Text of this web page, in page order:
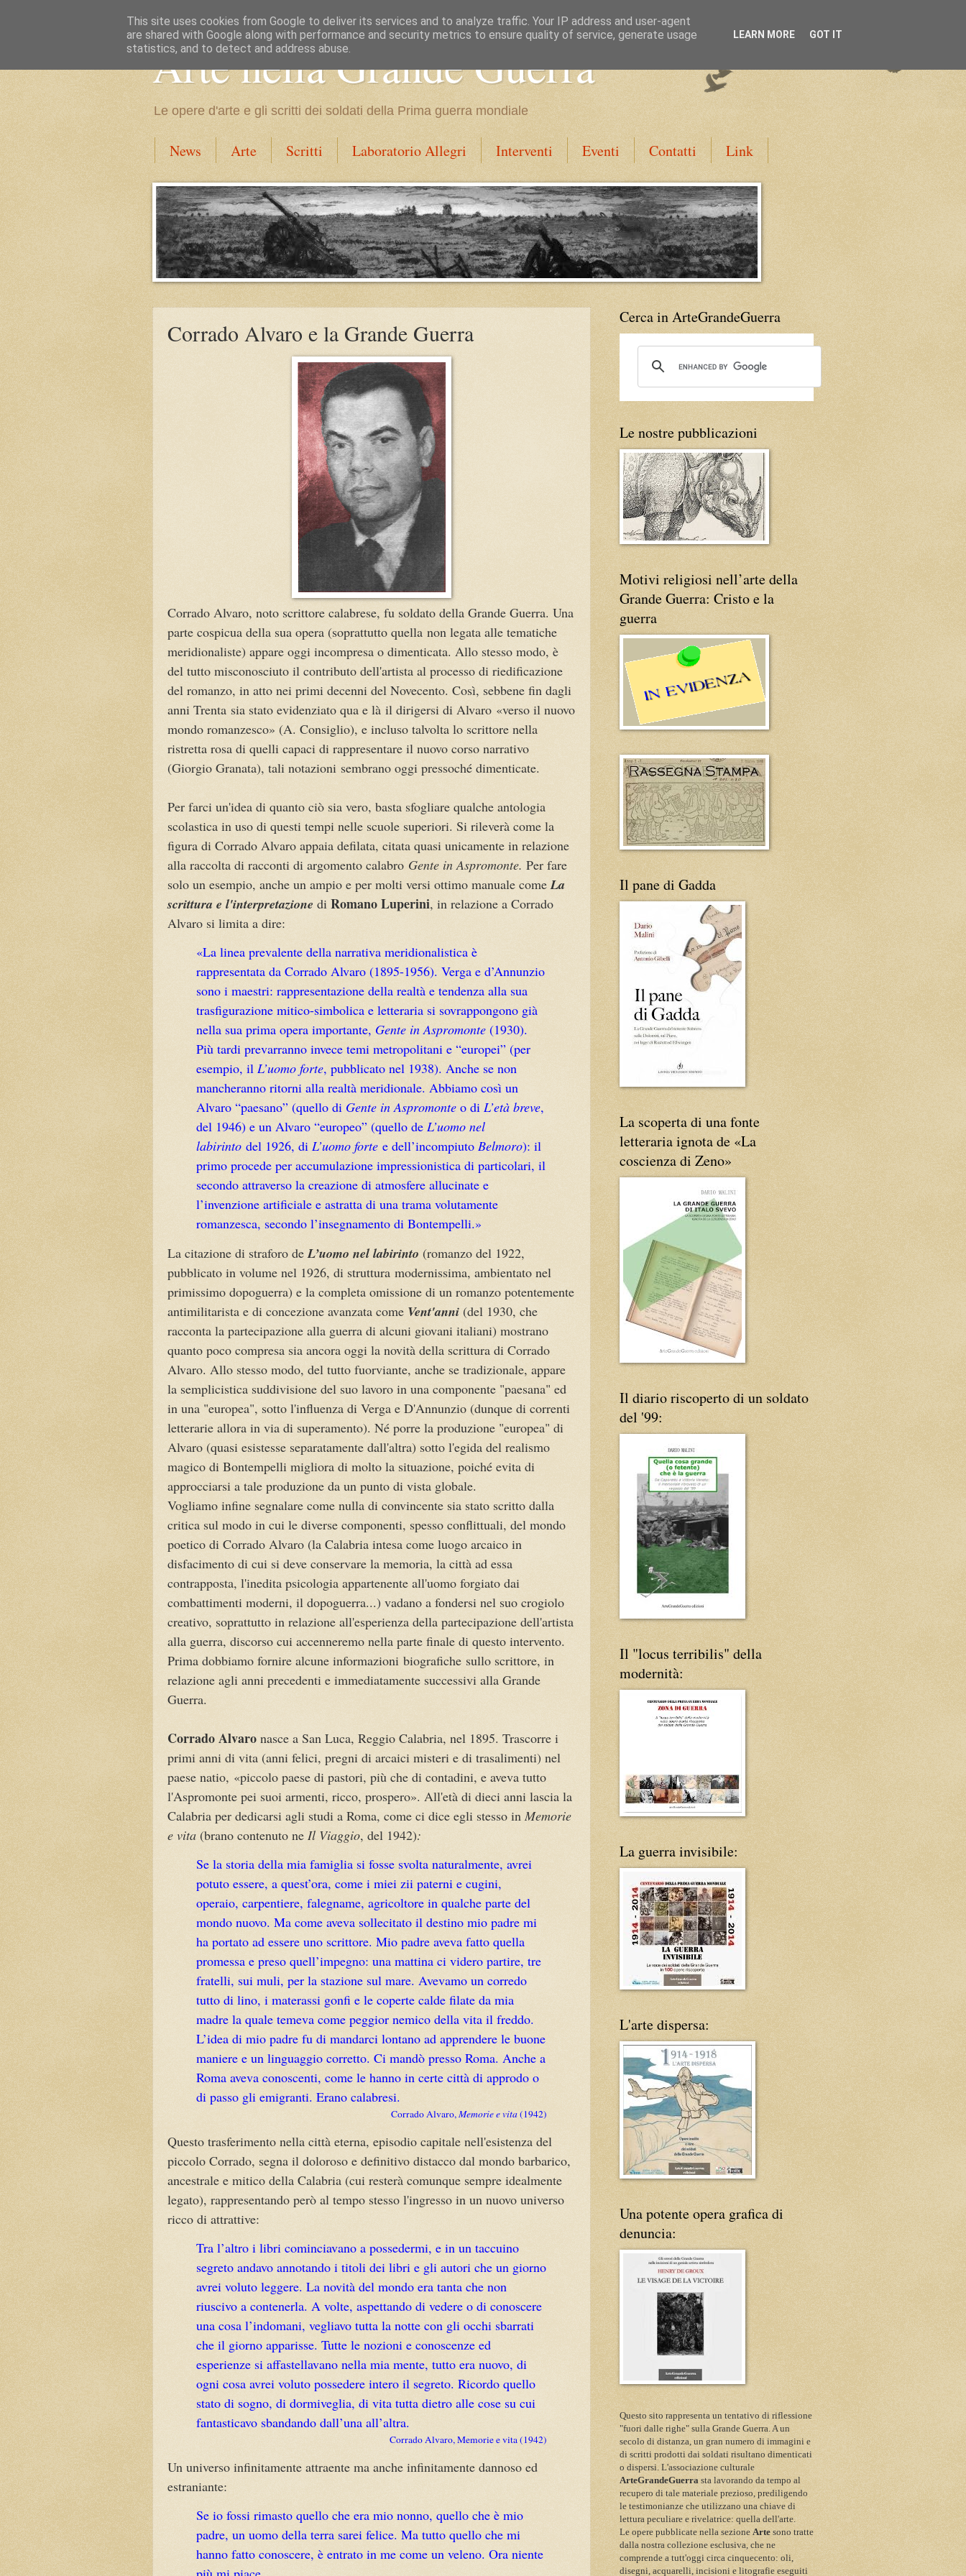
Arte nella Grande Guerra
Le opere d'arte e gli scritti dei soldati della Prima guerra mondiale
News Arte Scritti Laboratorio Allegri Interventi Eventi Contatti Link
Corrado Alvaro e la Grande Guerra
Corrado Alvaro, noto scrittore calabrese, fu soldato della Grande Guerra. Una
parte cospicua della sua opera (soprattutto quella non legata alle tematiche
meridionaliste) appare oggi incompresa o dimenticata. Allo stesso modo, è
del tutto misconosciuto il contributo dell'artista al processo di riedificazione
del romanzo, in atto nei primi decenni del Novecento. Così, sebbene fin dagli
anni Trenta sia stato evidenziato qua e là il dirigersi di Alvaro «verso il nuovo
mondo romanzesco» (A. Consiglio), e incluso talvolta lo scrittore nella
ristretta rosa di quelli capaci di rappresentare il nuovo corso narrativo
(Giorgio Granata), tali notazioni sembrano oggi pressoché dimenticate.
Per farci un'idea di quanto ciò sia vero, basta sfogliare qualche antologia
scolastica in uso di questi tempi nelle scuole superiori. Si rileverà come la
figura di Corrado Alvaro appaia defilata, citata quasi unicamente in relazione
alla raccolta di racconti di argomento calabro Gente in Aspromonte. Per fare
solo un esempio, anche un ampio e per molti versi ottimo manuale comeLa
scrittura e l'interpretazione di Romano Luperini, in relazione a Corrado
Alvaro si limita a dire:
«La linea prevalente della narrativa meridionalistica è
rappresentata da Corrado Alvaro (1895-1956). Verga e d’Annunzio
sono i maestri: rappresentazione della realtà e tendenza alla sua
trasfigurazione mitico-simbolica e letteraria si sovrappongono già
nella sua prima opera importante, Gente in Aspromonte (1930).
Più tardi prevarranno invece temi metropolitani e “europei” (per
esempio, il L’uomo forte, pubblicato nel 1938). Anche se non
mancheranno ritorni alla realtà meridionale. Abbiamo così un
Alvaro “paesano” (quello di Gente in Aspromonte o di L’età breve,
del 1946) e un Alvaro “europeo” (quello de L’uomo nel
labirinto del 1926, di L’uomo forte e dell’incompiuto Belmoro): il
primo procede per accumulazione impressionistica di particolari, il
secondo attraverso la creazione di atmosfere allucinate e
l’invenzione artificiale e astratta di una trama volutamente
romanzesca, secondo l’insegnamento di Bontempelli.»
La citazione di straforo deL’uomo nel labirinto (romanzo del 1922,
pubblicato in volume nel 1926, di struttura modernissima, ambientato nel
primissimo dopoguerra) e la completa omissione di un romanzo potentemente
antimilitarista e di concezione avanzata come Vent'anni (del 1930, che
racconta la partecipazione alla guerra di alcuni giovani italiani) mostrano
quanto poco compresa sia ancora oggi la novità della scrittura di Corrado
Alvaro. Allo stesso modo, del tutto fuorviante, anche se tradizionale, appare
la semplicistica suddivisione del suo lavoro in una componente "paesana" ed
in una "europea", sotto l'influenza di Verga e D'Annunzio (dunque di correnti
letterarie allora in via di superamento). Né porre la produzione "europea" di
Alvaro (quasi esistesse separatamente dall'altra) sotto l'egida del realismo
magico di Bontempelli migliora di molto la situazione, poiché evita di
approcciarsi a tale produzione da un punto di vista globale.
Vogliamo infine segnalare come nulla di convincente sia stato scritto dalla
critica sul modo in cui le diverse componenti, spesso conflittuali, del mondo
poetico di Corrado Alvaro (la Calabria intesa come luogo arcaico in
disfacimento di cui si deve conservare la memoria, la città ad essa
contrapposta, l'inedita psicologia appartenente all'uomo forgiato dai
combattimenti moderni, il dopoguerra...) vadano a fondersi nel suo crogiolo
creativo, soprattutto in relazione all'esperienza della partecipazione dell'artista
alla guerra, discorso cui accenneremo nella parte finale di questo intervento.
Prima dobbiamo fornire alcune informazioni biografiche sullo scrittore, in
relazione agli anni precedenti e immediatamente successivi alla Grande
Guerra.
Corrado Alvaro nasce a San Luca, Reggio Calabria, nel 1895. Trascorre i
primi anni di vita (anni felici, pregni di arcaici misteri e di trasalimenti) nel
paese natio, «piccolo paese di pastori, più che di contadini, e aveva tutto
l'Aspromonte pei suoi armenti, ricco, prospero». All'età di dieci anni lascia la
Calabria per dedicarsi agli studi a Roma, come ci dice egli stesso inMemorie
e vita (brano contenuto ne Il Viaggio, del 1942):
Se la storia della mia famiglia si fosse svolta naturalmente, avrei
potuto essere, a quest’ora, come i miei zii paterni e cugini,
operaio, carpentiere, falegname, agricol­tore in qualche parte del
mondo nuovo. Ma come aveva sollecitato il destino mio padre mi
ha portato ad essere uno scrittore. Mio padre aveva fatto quella
promessa e preso quell’impegno: una mattina ci videro partire, tre
fratelli, sui muli, per la stazione sul mare. Avevamo un corredo
tutto di lino, i materassi gonfi e le coperte calde filate da mia
madre la quale temeva come peggior nemico della vita il freddo.
L’idea di mio padre fu di mandarci lontano ad apprendere le buone
maniere e un linguaggio corretto. Ci mandò presso Roma. Anche a
Roma aveva conoscenti, come le hanno in certe città di approdo o
di passo gli emigranti. Erano calabresi.
Corrado Alvaro,Memorie e vita(1942)
Questo trasferimento nella città eterna, episodio capitale nell'esistenza del
piccolo Corrado, segna il doloroso e definitivo distacco dal mondo barbarico,
ancestrale e mitico della Calabria (cui resterà comunque sempre idealmente
legato), rappresentando però al tempo stesso l'ingresso in un nuovo universo
ricco di attrattive:
Tra l’altro i libri cominciavano a possedermi, e in un taccuino
segreto andavo annotando i titoli dei libri e gli autori che un giorno
avrei voluto leggere. La novità del mondo era tanta che non
riuscivo a contenerla. A volte, aspettando di vedere o di conoscere
una cosa l’indomani, vegliavo tutta la notte con gli occhi sbarrati
che il giorno apparisse. Tutte le nozioni e cono­scenze ed
esperienze si affastellavano nella mia mente, tutto era nuovo, di
ogni cosa avrei voluto possedere intero il segreto. Ricordo quello
stato di sogno, di dormiveglia, di vita tutta dietro alle cose su cui
fantasti­cavo sbandando dall’una all’altra.
Corrado Alvaro, Memorie e vita (1942)
Un universo infinitamente attraente ma anche infinitamente dannoso ed
estraniante:
Se io fossi rimasto quello che era mio nonno, quello che è mio
padre, un uomo della terra sarei felice. Ma tutto quello che mi
hanno fatto conoscere, è entrato in me come un veleno. Ora niente
Cerca in ArteGrandeGuerra
Le nostre pubblicazioni
Motivi religiosi nell’arte della
Grande Guerra: Cristo e la
guerra
Il pane di Gadda
La scoperta di una fonte
letteraria ignota de «La
coscienza di Zeno»
Il diario riscoperto di un soldato
del '99:
Il "locus terribilis" della
modernità:
La guerra invisibile:
L'arte dispersa:
Una potente opera grafica di
denuncia:
Questo sito rappresenta un tentativo di riflessione
"fuori dalle righe" sulla Grande Guerra. A un
secolo di distanza, un gran numero di immagini e
di scritti prodotti dai soldati risultano dimenticati
o dispersi. L'associazione culturale
ArteGrandeGuerra sta lavorando da tempo al
recupero di tale materiale prezioso, prediligendo
le testimonianze che utilizzano una chiave di
lettura peculiare e rivelatrice: quella dell'arte.
Le opere pubblicate nella sezione Arte sono tratte
dalla nostra collezione esclusiva, che ne
comprende a tutt'oggi circa cinquecento: oli,
disegni, acquarelli, incisioni e litografie eseguiti
This site uses cookies from Google to deliver its services and to analyze traffic. Your IP address and user-agent
are shared with Google along with performance and security metrics to ensure quality of service, generate usage
statistics, and to detect and address abuse.
LEARN MORE GOT IT